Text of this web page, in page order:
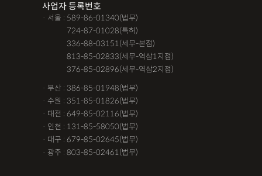
사업자 등록번호
· 서울 : 589-86-01340(법무)
724-87-01028(특허)
336-88-03151(세무-본점)
813-85-02833(세무-역삼1지점)
376-85-02896(세무-역삼2지점)
· 부산 : 386-85-01948(법무)
· 수원 : 351-85-01826(법무)
· 대전 : 649-85-02116(법무)
· 인천 : 131-85-58050(법무)
· 대구 : 679-85-02645(법무)
· 광주 : 803-85-02461(법무)